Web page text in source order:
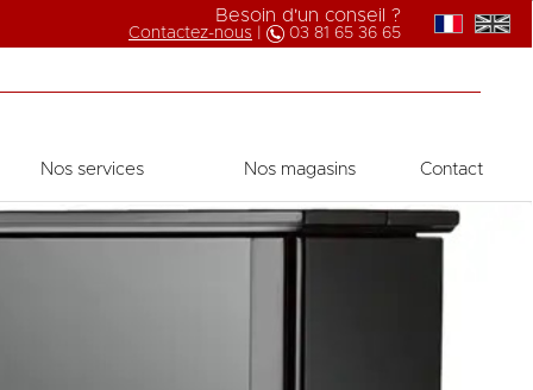
Besoin d'un conseil ?
Contactez-nous 03 81 65 36 65
Nos services Nos magasins Contact